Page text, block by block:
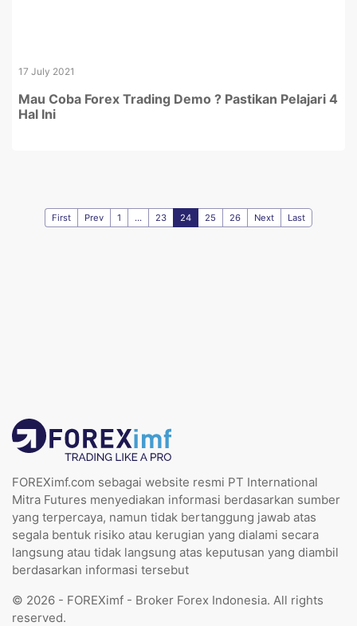
17 July 2021
Mau Coba Forex Trading Demo ? Pastikan Pelajari 4
Hal Ini
First Prev 1 ... 23 24 25 26 Next Last
FOREXimf.com sebagai website resmi PT International
Mitra Futures menyediakan informasi berdasarkan sumber
yang terpercaya, namun tidak bertanggung jawab atas
segala bentuk risiko atau kerugian yang dialami secara
langsung atau tidak langsung atas keputusan yang diambil
berdasarkan informasi tersebut
© 2026 - FOREXimf - Broker Forex Indonesia. All rights
reserved.